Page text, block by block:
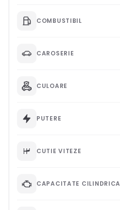
COMBUSTIBIL
CAROSERIE
CULOARE
PUTERE
CUTIE VITEZE
CAPACITATE CILINDRICA